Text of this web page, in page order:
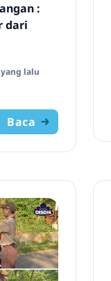
:
dari
lalu
Baca